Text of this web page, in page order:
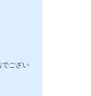
でござい